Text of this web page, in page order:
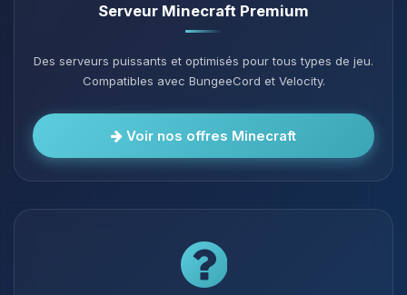
Serveur Minecraft Premium
Des serveurs puissants et optimisés pour tous types de jeu.
Compatibles avec BungeeCord et Velocity.
Voir nos offres Minecraft